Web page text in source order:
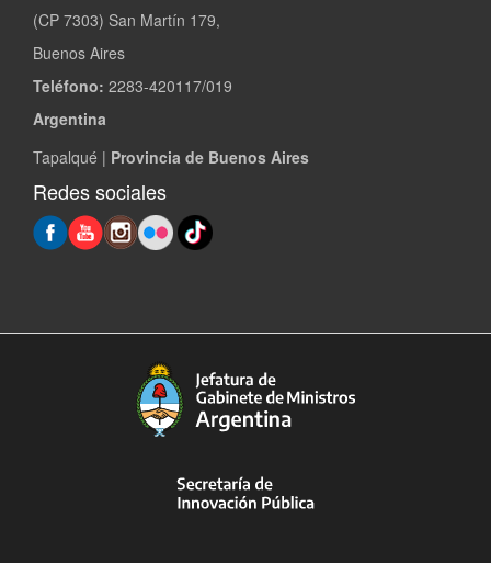
(CP 7303) San Martín 179,
Buenos Aires
Teléfono: 2283-420117/019
Argentina
Tapalqué | Provincia de Buenos Aires
Redes sociales